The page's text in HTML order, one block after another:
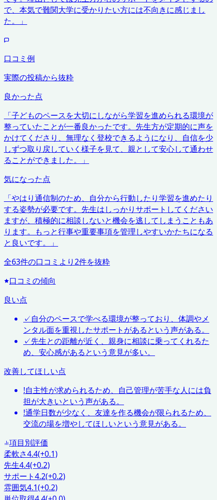
で、本気で難関大学に受かりたい方には不向きに感じまし
た。
」
口コミ例
実際の投稿から抜粋
良かった点
「子どものペースを大切にしながら学習を進められる環境が
整っていたことが一番良かったです。先生方が定期的に声を
かけてくださり、無理なく登校できるようになり、自信を少
しずつ取り戻していく様子を見て、親として安心して通わせ
ることができました。
」
気になった点
「やはり通信制のため、自分から行動したり学習を進めたり
する姿勢が必要です。先生はしっかりサポートしてください
ますが、積極的に相談しないと機会を逃してしまうこともあ
ります。もっと行事や重要事項を管理しやすいかたちになる
と良いです。
」
全63件の口コミより2件を抜粋
口コミの傾向
良い点
✓自分のペースで学べる環境が整っており、体調やメ
ンタル面を重視したサポートがあるという声がある。
✓先生との距離が近く、親身に相談に乗ってくれるた
め、安心感があるという意見が多い。
改善してほしい点
!自主性が求められるため、自己管理が苦手な人には負
担が大きいという声がある。
!通学日数が少なく、友達を作る機会が限られるため、
交流の場を増やしてほしいという意見がある。
項目別評価
柔軟さ4.4(+0.1)
先生4.4(+0.2)
サポート4.2(+0.2)
雰囲気4.1(+0.2)